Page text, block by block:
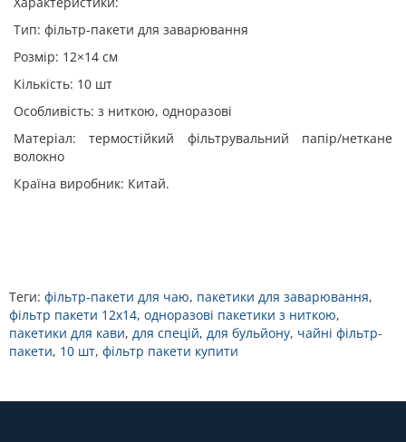
Тип: фільтр-пакети для заварювання
Розмір: 12×14 см
Кількість: 10 шт
Особливість: з ниткою, одноразові
Матеріал: термостійкий фільтрувальний папір/неткане
волокно
Країна виробник: Китай.
Теги: фільтр-пакети для чаю, пакетики для заварювання,
фільтр пакети 12х14, одноразові пакетики з ниткою,
пакетики для кави, для спецій, для бульйону, чайні фільтр-
пакети, 10 шт, фільтр пакети купити